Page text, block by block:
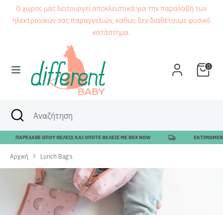
Μετάβαση
Ο χώρος μας λειτουργεί αποκλειστικά για την παραλαβή των
ηλεκτρονικών σας παραγγελιών, καθώς δεν διαθέτουμε φυσικό
κατάστημα.
0
Αναζήτηση
ΑναζήτησηΑναζήτηση
Κλείσιμο
αναζήτησης
ΠΑΡΕΛΑΒΕ ΟΠΟΥ ΘΕΛΕΙΣ ΚΑΙ ΟΠΟΤΕ ΘΕΛΕΙΣ ΜΕ BOX NOW ΕΚΤΙΜΩΜΕΝΟΣ
Αρχική Lunch Bag's